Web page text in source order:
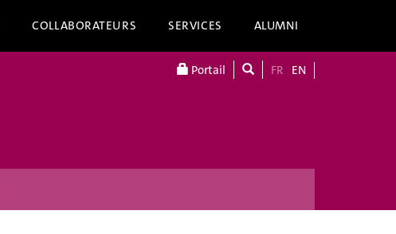
COLLABORATEURS SERVICES ALUMNI
Portail FR EN